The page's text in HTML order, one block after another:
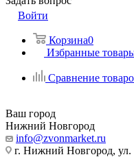
Войти
Корзина0
Избранные
Сравнение
Ваш город
Нижний Новгород
info@zvonmarket.ru
г. Нижний Новгород, ул.